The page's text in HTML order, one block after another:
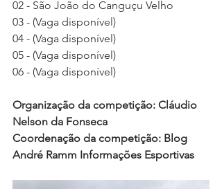
02 - São João do Canguçu Velho
03 - (Vaga disponível)
04 - (Vaga disponível)
05 - (Vaga disponível)
06 - (Vaga disponível)
Organização da competição: Cláudio
Nelson da Fonseca
Coordenação da competição: Blog
André Ramm Informações Esportivas